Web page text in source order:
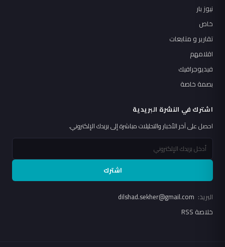
نيوز بار
خاص
تقارير و متابعات
اقلامهم
فيديوجرافيك
بصمة خاصة
اشترك في النشرة البريدية
احصل على آخر الأخبار والتحليلات مباشرة إلى بريدك الإلكتروني.
اشترك
البريد:
خلاصة RSS